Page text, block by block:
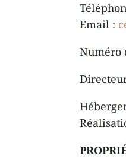
Email :
Numéro